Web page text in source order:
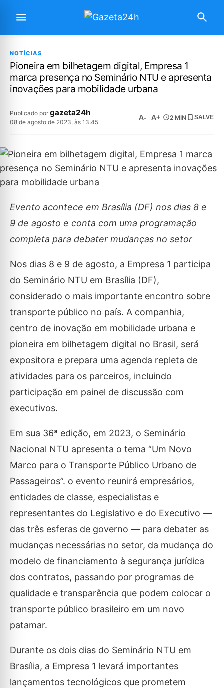
NOTÍCIAS
Pioneira em bilhetagem digital, Empresa 1
marca presença no Seminário NTU e apresenta
inovações para mobilidade urbana
Publicado por gazeta24h
08 de agosto de 2023, às 13:45
A- A+ 2 MIN SALVE
Evento acontece em Brasília (DF) nos dias 8 e
9 de agosto e conta com uma programação
completa para debater mudanças no setor
Nos dias 8 e 9 de agosto, a Empresa 1 participa
do Seminário NTU em Brasília (DF),
considerado o mais importante encontro sobre
transporte público no país. A companhia,
centro de inovação em mobilidade urbana e
pioneira em bilhetagem digital no Brasil, será
expositora e prepara uma agenda repleta de
atividades para os parceiros, incluindo
participação em painel de discussão com
executivos.
Em sua 36ª edição, em 2023, o Seminário
Nacional NTU apresenta o tema “Um Novo
Marco para o Transporte Público Urbano de
Passageiros”. o evento reunirá empresários,
entidades de classe, especialistas e
representantes do Legislativo e do Executivo —
das três esferas de governo — para debater as
mudanças necessárias no setor, da mudança do
modelo de financiamento à segurança jurídica
dos contratos, passando por programas de
qualidade e transparência que podem colocar o
transporte público brasileiro em um novo
patamar.
Durante os dois dias do Seminário NTU em
Brasília, a Empresa 1 levará importantes
lançamentos tecnológicos que prometem